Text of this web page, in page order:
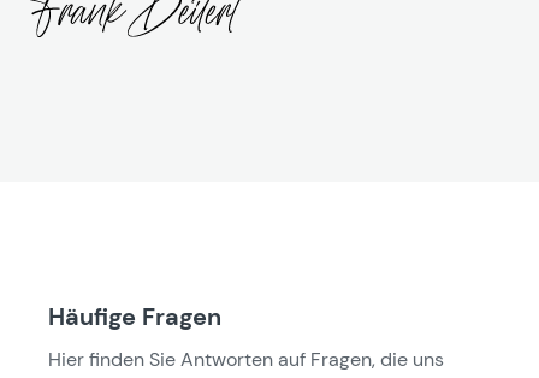
Häufige Fragen
Hier finden Sie Antworten auf Fragen, die uns